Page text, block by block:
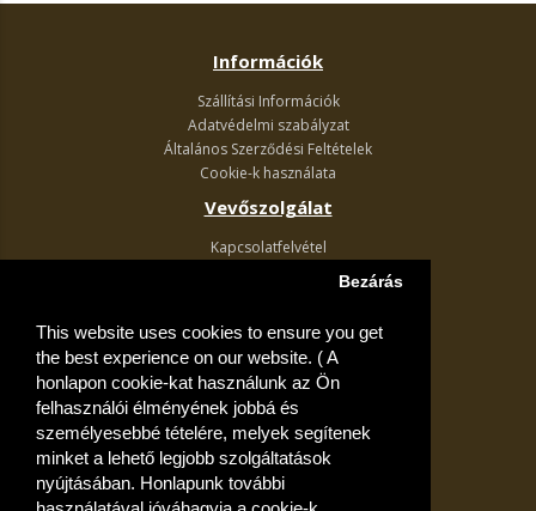
This website uses cookies to ensure you get
the best experience on our website. ( A
honlapon cookie-kat használunk az Ön
felhasználói élményének jobbá és
személyesebbé tételére, melyek segítenek
minket a lehető legjobb szolgáltatások
nyújtásában. Honlapunk további
Bezárás
Információk
Szállítási Információk
Adatvédelmi szabályzat
Általános Szerződési Feltételek
Cookie-k használata
Vevőszolgálat
Kapcsolatfelvétel
Akciós ajánlatok
Fiók
Kívánságlista